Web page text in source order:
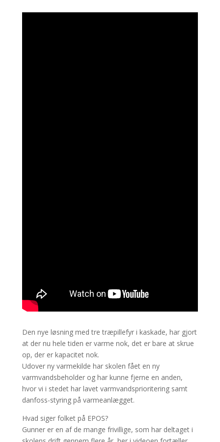
Den nye løsning med tre træpillefyr i kaskade, har gjort
at der nu hele tiden er varme nok, det er bare at skrue
op, der er kapacitet nok.
Udover ny varmekilde har skolen fået en ny
varmvandsbeholder og har kunne fjerne en anden,
hvor vi i stedet har lavet varmvandsprioritering samt
danfoss-styring på varmeanlægget.
Hvad siger folket på EPOS?
Gunner er en af de mange frivillige, som har deltaget i